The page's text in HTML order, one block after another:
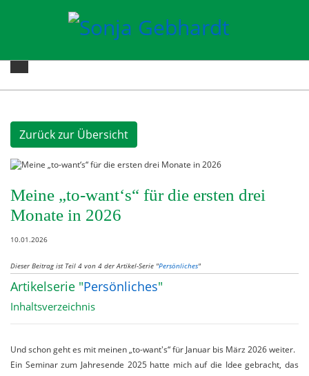
Zurück zur Übersicht
Meine „to-want‘s“ für die ersten drei
Monate in 2026
10.01.2026
Dieser Beitrag ist Teil 4 von 4 der Artikel-Serie "Persönliches"
Artikelserie "Persönliches"
Inhaltsverzeichnis
Und schon geht es mit meinen „to-want's“ für Januar bis März 2026 weiter.
Ein Seminar zum Jahresende 2025 hatte mich auf die Idee gebracht, das